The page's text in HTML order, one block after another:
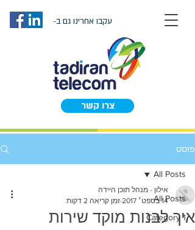
עקבו אחרינו גם ב-
צרו קשר
פוסט
All Posts
Category 1
All Posts
איך לבנות מוקד שירות
אילון - מנהל תוכן היידה
14 בספט׳ 2017
זמן קריאה 2 דקות